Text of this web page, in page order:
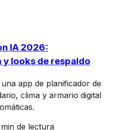
IA 2026:
looks de respaldo
app de planificador de
clima y armario digital
de lectura